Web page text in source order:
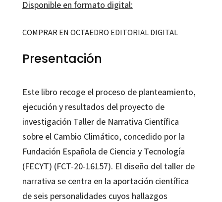
Disponible en formato digital:
COMPRAR EN OCTAEDRO EDITORIAL DIGITAL
Presentación
Este libro recoge el proceso de planteamiento,
ejecución y resultados del proyecto de
investigación Taller de Narrativa Científica
sobre el Cambio Climático, concedido por la
Fundación Española de Ciencia y Tecnología
(FECYT) (FCT-20-16157). El diseño del taller de
narrativa se centra en la aportación científica
de seis personalidades cuyos hallazgos